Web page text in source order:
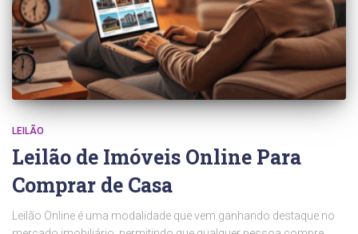
LEILÃO
Leilão de Imóveis Online Para
Comprar de Casa
Leilão Online é uma modalidade que vem ganhando destaque no